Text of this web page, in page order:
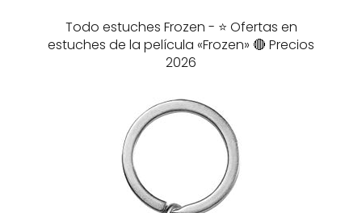
Todo estuches Frozen - ⭐️ Ofertas en
estuches de la película «Frozen» 🔴 Precios
2026